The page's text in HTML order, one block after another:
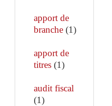
apport de
branche (1)
apport de
titres (1)
audit fiscal
(1)